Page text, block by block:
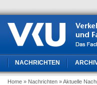
NACHRICHTEN
Home » Nachrichten » Aktuelle